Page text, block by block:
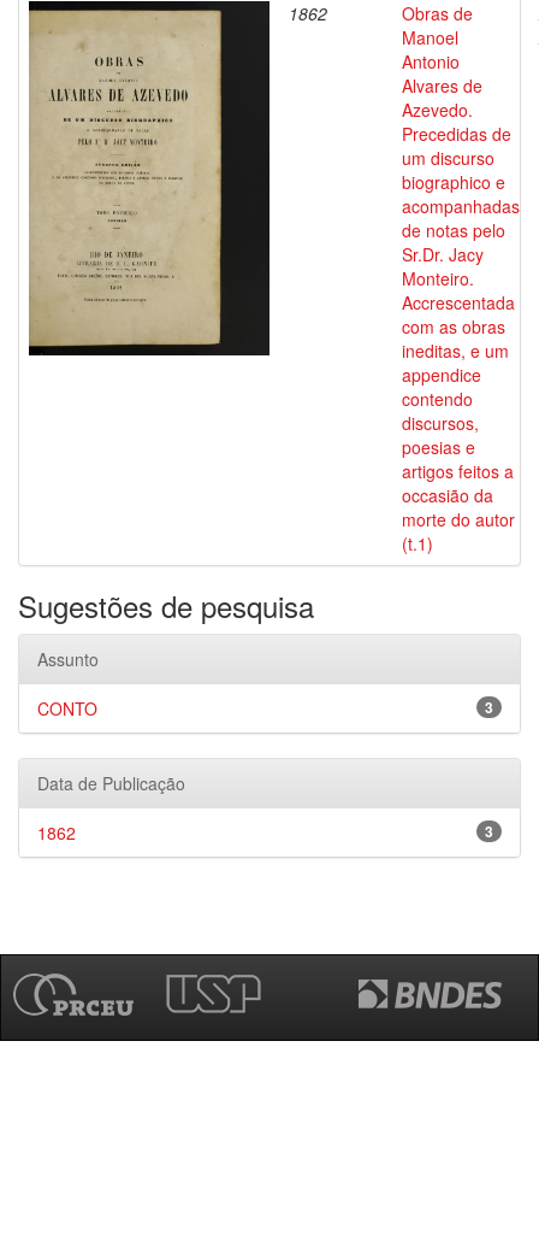
1862
Obras de
Manoel
Antonio
Alvares de
Azevedo.
Precedidas de
um discurso
biographico e
acompanhadas
de notas pelo
Sr.Dr. Jacy
Monteiro.
Accrescentada
com as obras
ineditas, e um
appendice
contendo
discursos,
poesias e
artigos feitos a
occasião da
morte do autor
(t.1)
Sugestões de pesquisa
Assunto
3
CONTO
Data de Publicação
3
1862